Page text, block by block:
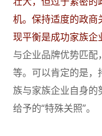
机。保持适度的政商
现平衡是成功家族企
与企业品牌优势匹
等。可以肯定的是
族与家族企业自身
给予的“特殊关照”。